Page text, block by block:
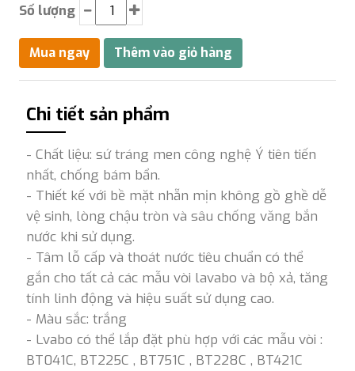
Số lượng
Chi tiết sản phẩm
- Chất liệu: sứ tráng men công nghệ Ý tiên tiến
nhất, chống bám bẩn.
- Thiết kế với bề mặt nhẵn mịn không gồ ghề dễ
vệ sinh, lòng chậu tròn và sâu chống văng bắn
nước khi sử dụng.
- Tâm lỗ cấp và thoát nước tiêu chuẩn có thể
gắn cho tất cả các mẫu vòi lavabo và bộ xả, tăng
tính linh động và hiệu suất sử dụng cao.
- Màu sắc: trắng
- Lvabo có thể lắp đặt phù hợp với các mẫu vòi :
BT041C, BT225C , BT751C , BT228C , BT421C